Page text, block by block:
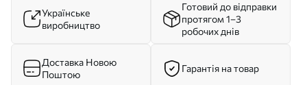
Українське
виробництво
Готовий до відправки
протягом 1–3
робочих днів
Доставка Новою
Поштою
Гарантія на товар